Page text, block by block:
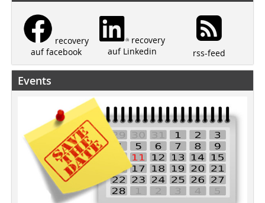
recovery
auf facebook
recovery
auf Linkedin
rss-feed
Events